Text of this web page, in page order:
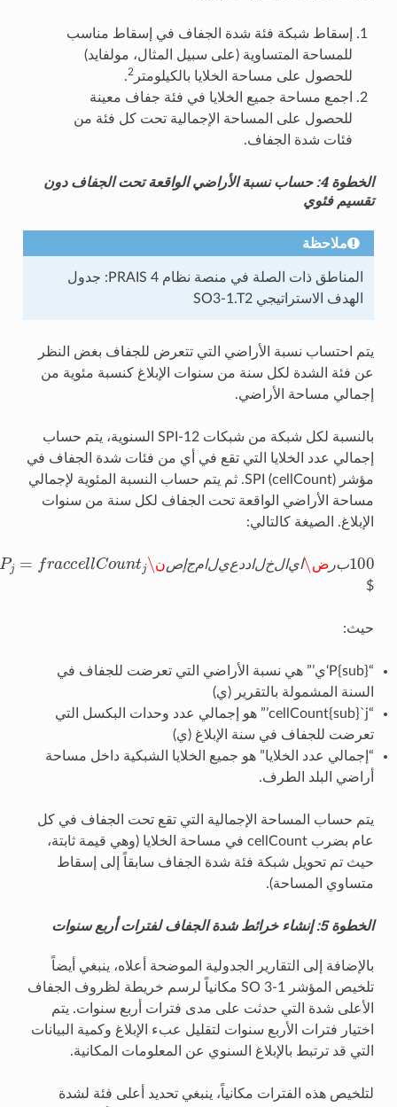
إسقاط شبكة فئة شدة الجفاف في إسقاط مناسب
للمساحة المتساوية (على سبيل المثال، مولفايد)
للحصول على مساحة الخلايا بالكيلومتر 2
.
اجمع مساحة جميع الخلايا في فئة جفاف معينة
للحصول على المساحة الإجمالية تحت كل فئة من
فئات شدة الجفاف.
الخطوة 4: حساب نسبة الأراضي الواقعة تحت الجفاف دون
تقسيم فئوي
ملاحظة
المناطق ذات الصلة في منصة نظام PRAIS 4: جدول
الهدف الاستراتيجي SO3-1.T2
يتم احتساب نسبة الأراضي التي تتعرض للجفاف بغض النظر
عن فئة الشدة لكل سنة من سنوات الإبلاغ كنسبة مئوية من
إجمالي مساحة الأراضي.
بالنسبة لكل شبكة من شبكات SPI-12 السنوية، يتم حساب
إجمالي عدد الخلايا التي تقع في أي من فئات شدة الجفاف في
مؤشر SPI (cellCount). ثم يتم حساب النسبة المئوية لإجمالي
مساحة الأراضي الواقعة تحت الجفاف لكل سنة من سنوات
الإبلاغ. الصيغة كالتالي:
ن ص إ ج م ا ل يع د د ا ل خ ل ا ي ا ض ر ب
$
حيث:
“P{sub}‘ي’” هي نسبة الأراضي التي تعرضت للجفاف في
السنة المشمولة بالتقرير (ي)
“cellCount{sub}`j’” هو إجمالي عدد وحدات البكسل التي
تعرضت للجفاف في سنة الإبلاغ (ي)
“إجمالي عدد الخلايا” هو جميع الخلايا الشبكية داخل مساحة
أراضي البلد الطرف.
يتم حساب المساحة الإجمالية التي تقع تحت الجفاف في كل
عام بضرب cellCount في مساحة الخلايا (وهي قيمة ثابتة،
حيث تم تحويل شبكة فئة شدة الجفاف سابقاً إلى إسقاط
متساوي المساحة).
الخطوة 5: إنشاء خرائط شدة الجفاف لفترات أربع سنوات
بالإضافة إلى التقارير الجدولية الموضحة أعلاه، ينبغي أيضاً
تلخيص المؤشر SO 3-1 مكانياً لرسم خريطة لظروف الجفاف
الأعلى شدة التي حدثت على مدى فترات أربع سنوات. يتم
اختيار فترات الأربع سنوات لتقليل عبء الإبلاغ وكمية البيانات
التي قد ترتبط بالإبلاغ السنوي عن المعلومات المكانية.
لتلخيص هذه الفترات مكانياً، ينبغي تحديد أعلى فئة لشدة